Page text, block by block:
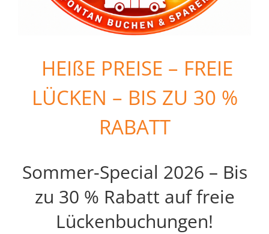
HEIßE PREISE – FREIE
LÜCKEN – BIS ZU 30 %
RABATT
Sommer-Special 2026 – Bis
zu 30 % Rabatt auf freie
Lückenbuchungen!